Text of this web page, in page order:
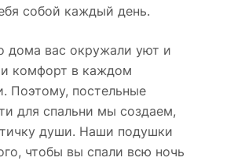
собой каждый день.
дома вас окружали уют и
комфорт в каждом
Поэтому, постельные
для спальни мы создаем,
души. Наши подушки
чтобы вы спали всю ночь